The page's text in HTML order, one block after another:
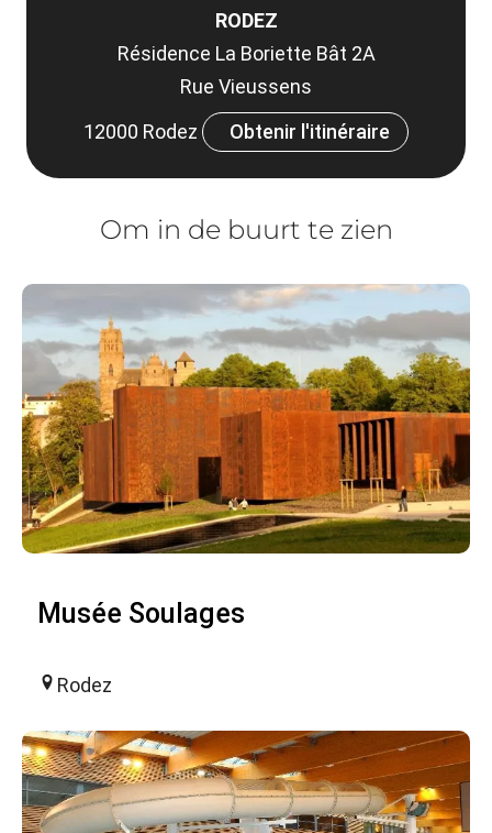
RODEZ
Résidence La Boriette Bât 2A
Rue Vieussens
12000 Rodez
Obtenir l'itinéraire
Om in de buurt te zien
Musée Soulages
Rodez